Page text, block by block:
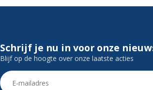
Schrijf je nu in voor onze
Blijf op de hoogte over onze laatste acties